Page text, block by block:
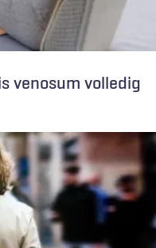
venosum volledig